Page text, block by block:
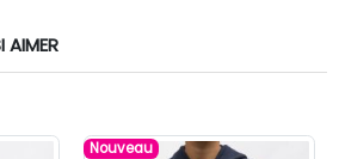
AIMER
Nouveau